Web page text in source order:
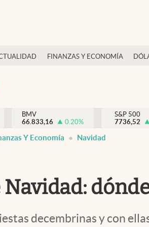
FINANZAS Y ECONOMÍA
BMV
66.833,16
0.20%
S&P 500
7736,52
Y Economía Navidad
decembrinas y con